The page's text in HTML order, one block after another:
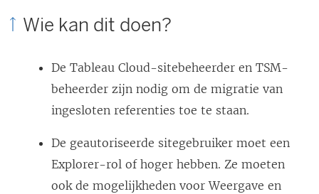
Wie kan dit doen?
De Tableau Cloud-sitebeheerder en TSM-
beheerder zijn nodig om de migratie van
ingesloten referenties toe te staan.
De geautoriseerde sitegebruiker moet een
Explorer-rol of hoger hebben. Ze moeten
ook de mogelijkheden voor Weergave en